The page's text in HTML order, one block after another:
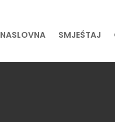
NASLOVNA SMJEŠTAJ